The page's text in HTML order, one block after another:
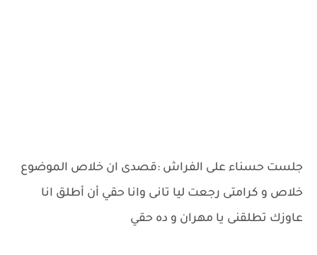
جلست حسناء على الفراش :قصدى ان خلاص الموضوع
خلاص و كرامتى رجعت ليا تانى وانا حقي أن أطلق انا
عاوزك تطلقنى يا مهران و ده حقي